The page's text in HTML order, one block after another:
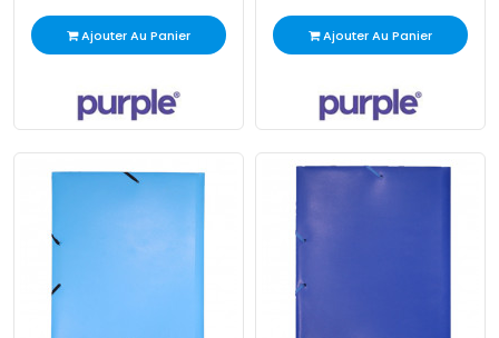
Ajouter Au Panier Ajouter Au Panier